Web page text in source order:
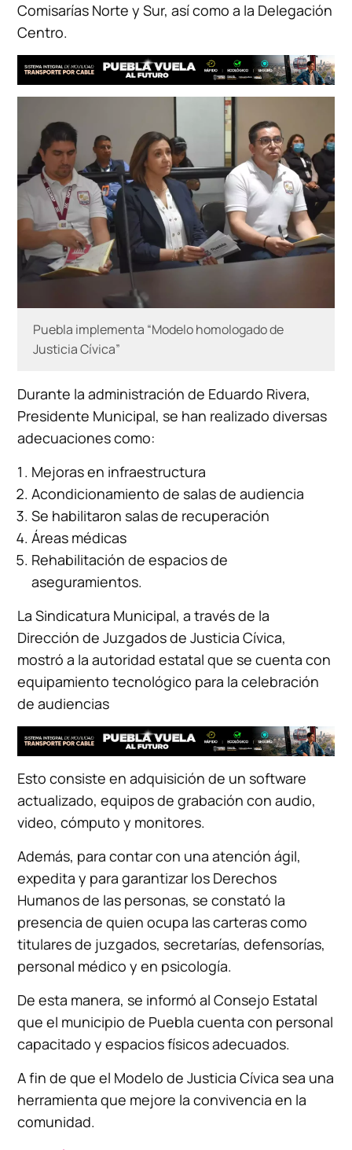
Comisarías Norte y Sur, así como a la Delegación
Centro.
Puebla implementa “Modelo homologado de
Justicia Cívica”
Durante la administración de Eduardo Rivera,
Presidente Municipal, se han realizado diversas
adecuaciones como:
Mejoras en infraestructura
Acondicionamiento de salas de audiencia
Se habilitaron salas de recuperación
Áreas médicas
Rehabilitación de espacios de
aseguramientos.
La Sindicatura Municipal, a través de la
Dirección de Juzgados de Justicia Cívica,
mostró a la autoridad estatal que se cuenta con
equipamiento tecnológico para la celebración
de audiencias
Esto consiste en adquisición de un software
actualizado, equipos de grabación con audio,
video, cómputo y monitores.
Además, para contar con una atención ágil,
expedita y para garantizar los Derechos
Humanos de las personas, se constató la
presencia de quien ocupa las carteras como
titulares de juzgados, secretarías, defensorías,
personal médico y en psicología.
De esta manera, se informó al Consejo Estatal
que el municipio de Puebla cuenta con personal
capacitado y espacios físicos adecuados.
A fin de que el Modelo de Justicia Cívica sea una
herramienta que mejore la convivencia en la
comunidad.